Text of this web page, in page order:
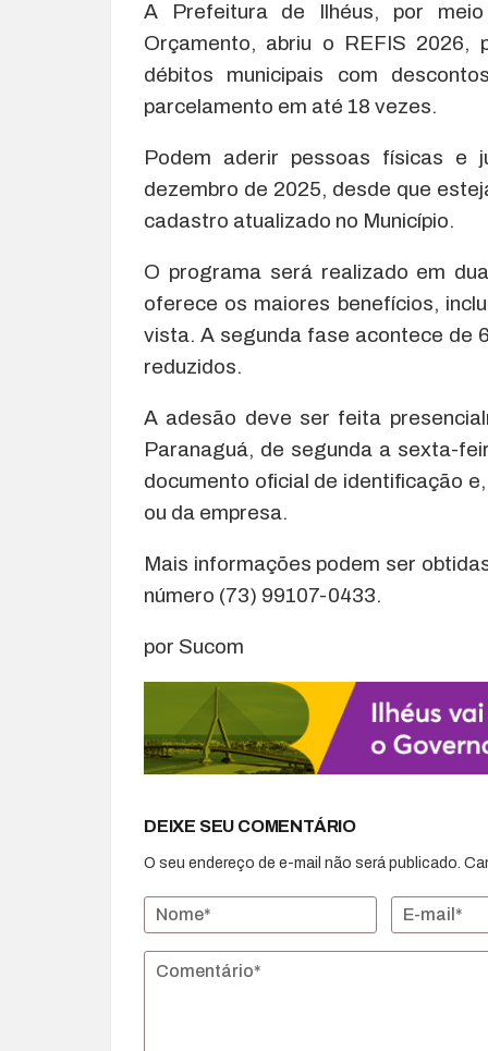
A Prefeitura de Ilhéus, por
Orçamento, abriu o REFIS 2026,
débitos municipais com
parcelamento em até 18 vezes.
Podem aderir pessoas físicas e
dezembro de 2025, desde que
cadastro atualizado no Município.
O programa será realizado em
oferece os maiores benefícios,
vista. A segunda fase acontece de
reduzidos.
A adesão deve ser feita
Paranaguá, de segunda a sexta-
documento oficial de identificação
ou da empresa.
Mais informações podem ser
número (73) 99107-0433.
por Sucom
DEIXE SEU COMENTÁRIO
O seu endereço de e-mail não será publicado.